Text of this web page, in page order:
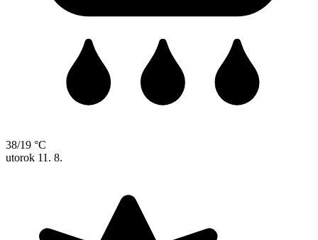
38/19 °C
utorok 11. 8.